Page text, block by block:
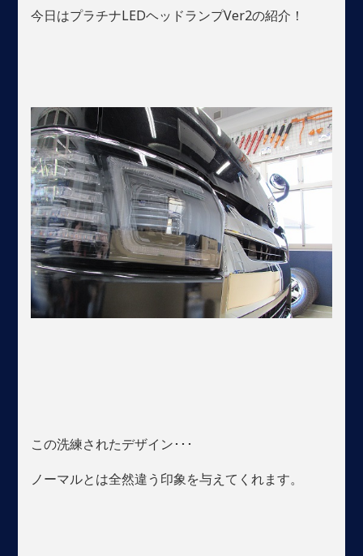
今日はプラチナLEDヘッドランプVer2の紹介！
この洗練されたデザイン･･･
ノーマルとは全然違う印象を与えてくれます。